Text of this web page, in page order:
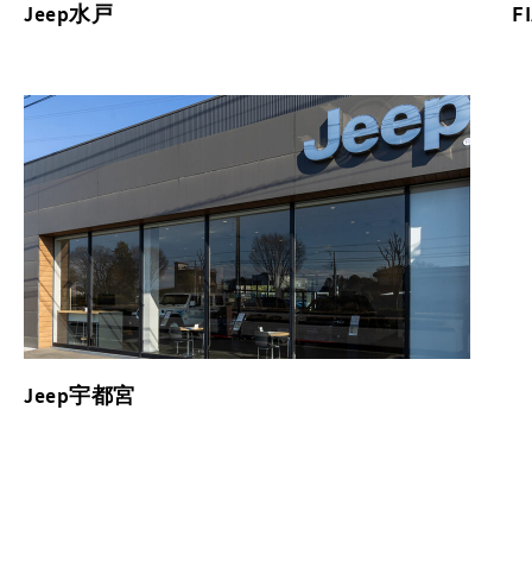
Jeep水戸
Jeep宇都宮